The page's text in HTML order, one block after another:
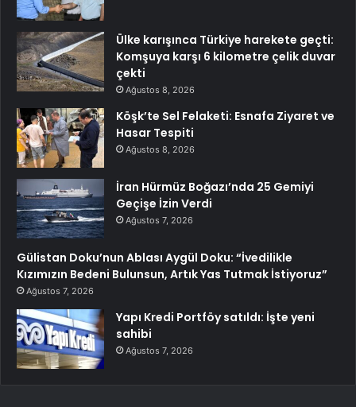
Ülke karışınca Türkiye harekete geçti:
Komşuya karşı 6 kilometre çelik duvar
çekti
Ağustos 8, 2026
Köşk’te Sel Felaketi: Esnafa Ziyaret ve
Hasar Tespiti
Ağustos 8, 2026
İran Hürmüz Boğazı’nda 25 Gemiyi
Geçişe İzin Verdi
Ağustos 7, 2026
Gülistan Doku’nun Ablası Aygül Doku: “İvedilikle
Kızımızın Bedeni Bulunsun, Artık Yas Tutmak İstiyoruz”
Ağustos 7, 2026
Yapı Kredi Portföy satıldı: İşte yeni
sahibi
Ağustos 7, 2026